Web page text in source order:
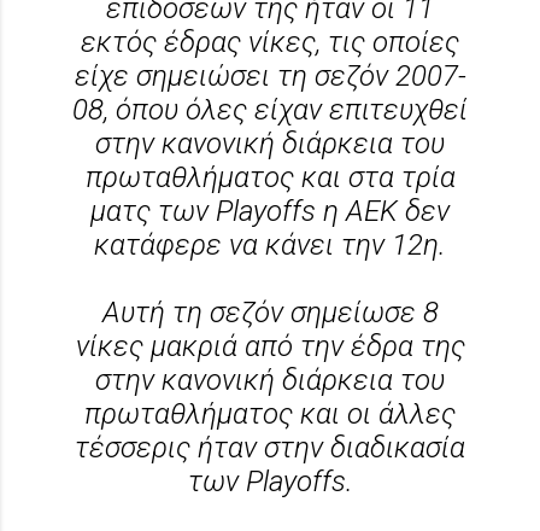
επιδόσεων της ήταν οι 11
εκτός έδρας νίκες, τις οποίες
είχε σημειώσει τη σεζόν 2007-
08, όπου όλες είχαν επιτευχθεί
στην κανονική διάρκεια του
πρωταθλήματος και στα τρία
ματς των Playoffs η ΑΕΚ δεν
κατάφερε να κάνει την 12η.
Αυτή τη σεζόν σημείωσε 8
νίκες μακριά από την έδρα της
στην κανονική διάρκεια του
πρωταθλήματος και οι άλλες
τέσσερις ήταν στην διαδικασία
των Playoffs.